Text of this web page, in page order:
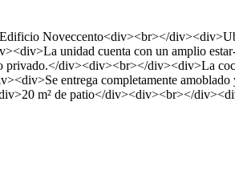
Noveccento<div><br></
unidad cuenta con un amplio
privado.</div><div><br></div><div>La
entrega completamente
m² de patio</div><div><br></